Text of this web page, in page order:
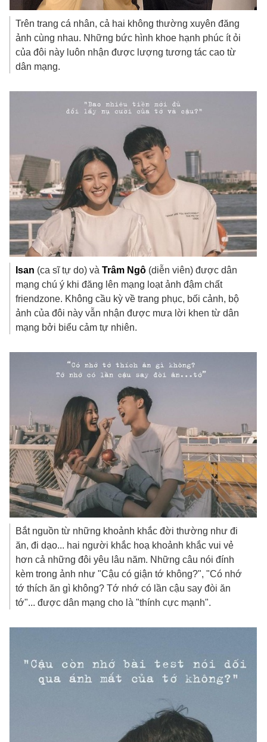
Trên trang cá nhân, cả hai không thường xuyên đăng
ảnh cùng nhau. Những bức hình khoe hạnh phúc ít ỏi
của đôi này luôn nhận được lượng tương tác cao từ
dân mạng.
Isan (ca sĩ tự do) vàTrâm Ngô (diễn viên) được dân
mạng chú ý khi đăng lên mạng loạt ảnh đậm chất
friendzone. Không cầu kỳ về trang phục, bối cảnh, bộ
ảnh của đôi này vẫn nhận được mưa lời khen từ dân
mạng bởi biểu cảm tự nhiên.
Bắt nguồn từ những khoảnh khắc đời thường như đi
ăn, đi dạo... hai người khắc hoạ khoảnh khắc vui vẻ
hơn cả những đôi yêu lâu năm. Những câu nói đính
kèm trong ảnh như "Cậu có giận tớ không?", "Có nhớ
tớ thích ăn gì không? Tớ nhớ có lần cậu say đòi ăn
tớ"... được dân mạng cho là "thính cực mạnh".